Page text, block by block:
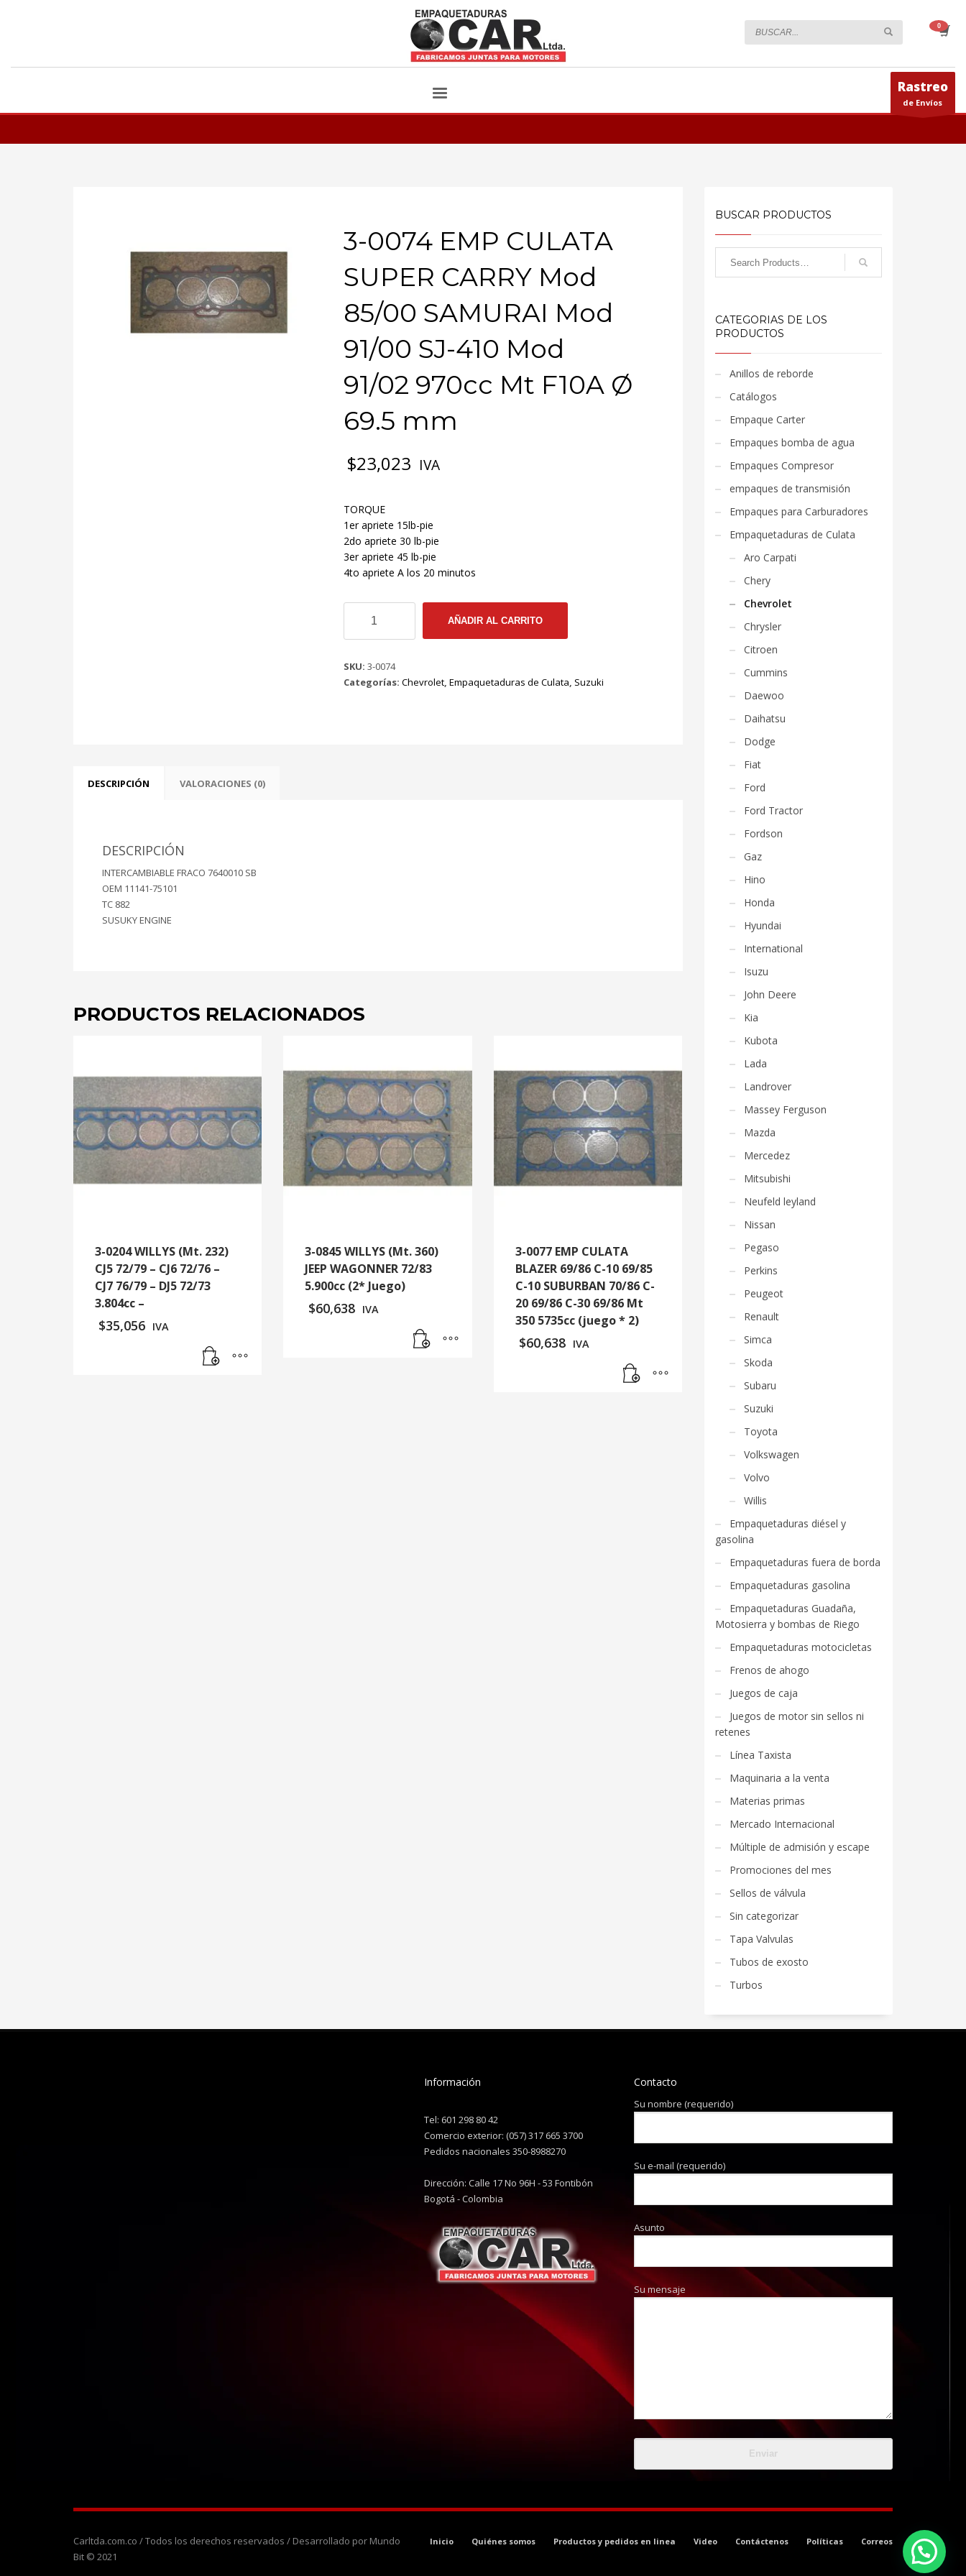
Rastreo
de Envíos
3-0074 EMP CULATA
SUPER CARRY Mod
85/00 SAMURAI Mod
91/00 SJ-410 Mod
91/02 970cc Mt F10A Ø
69.5 mm
$23,023 IVA
TORQUE
1er apriete 15lb-pie
2do apriete 30 lb-pie
3er apriete 45 lb-pie
4to apriete A los 20 minutos
EMP
SUPER
CARRY
AÑADIR AL CARRITO
SKU:3-0074
Categorías:Chevrolet,Empaquetaduras de Culata, Suzuki
DESCRIPCIÓN VALORACIONES (0)
DESCRIPCIÓN
INTERCAMBIABLE FRACO 7640010 SB
OEM 11141-75101
TC 882
SUSUKY ENGINE
PRODUCTOS RELACIONADOS
3-0204 WILLYS (Mt. 232)
CJ5 72/79 – CJ6 72/76 –
CJ7 76/79 – DJ5 72/73
3.804cc –
$35,056 IVA
3-0845 WILLYS (Mt. 360)
JEEP WAGONNER 72/83
5.900cc (2* Juego)
$60,638 IVA
3-0077 EMP CULATA
BLAZER 69/86 C-10 69/85
C-10 SUBURBAN 70/86 C-
20 69/86 C-30 69/86 Mt
350 5735cc (juego * 2)
$60,638 IVA
BUSCAR PRODUCTOS
CATEGORIAS DE LOS
PRODUCTOS
Anillos de reborde
Catálogos
Empaque Carter
Empaques bomba de agua
Empaques Compresor
empaques de transmisión
Empaques para Carburadores
Empaquetaduras de Culata
Aro Carpati
Chery
Chevrolet
Chrysler
Citroen
Cummins
Daewoo
Daihatsu
Dodge
Fiat
Ford
Ford Tractor
Fordson
Gaz
Hino
Honda
Hyundai
International
Isuzu
John Deere
Kia
Kubota
Lada
Landrover
Massey Ferguson
Mazda
Mercedez
Mitsubishi
Neufeld leyland
Nissan
Pegaso
Perkins
Peugeot
Renault
Simca
Skoda
Subaru
Suzuki
Toyota
Volkswagen
Volvo
Willis
Empaquetaduras diésel y
gasolina
Empaquetaduras fuera de borda
Empaquetaduras gasolina
Empaquetaduras Guadaña,
Motosierra y bombas de Riego
Empaquetaduras motocicletas
Frenos de ahogo
Juegos de caja
Juegos de motor sin sellos ni
retenes
Línea Taxista
Maquinaria a la venta
Materias primas
Mercado Internacional
Múltiple de admisión y escape
Promociones del mes
Sellos de válvula
Sin categorizar
Tapa Valvulas
Tubos de exosto
Turbos
Información
Tel: 601 298 80 42
Comercio exterior: (057) 317 665 3700
Pedidos nacionales 350-8988270
Dirección: Calle 17 No 96H - 53 Fontibón
Bogotá - Colombia
Contacto
Su nombre (requerido)
Su e-mail (requerido)
Asunto
Su mensaje
Inicio Quiénes somos Productos y pedidos en linea Video Contáctenos Políticas Correos
Carltda.com.co / Todos los derechos reservados / Desarrollado por Mundo
Bit © 2021